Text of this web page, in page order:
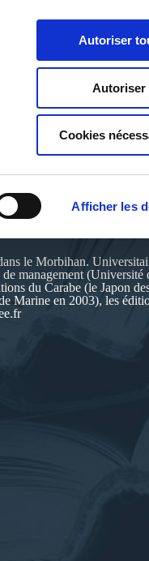
Afficher les
Autoriser
Autoriser
Cookies
0
Ma
Connexion
le Morbihan.
management (Université
du Carabe (le Japon
Marine en 2003), les